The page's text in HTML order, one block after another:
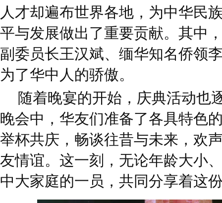
人才却遍布世界各地，为中华民
平与发展做出了重要贡献。其中
副委员长王汉斌、缅华知名侨领
为了华中人的骄傲。
随着晚宴的开始，庆典活动也
晚会中，华友们准备了各具特色
举杯共庆，畅谈往昔与未来，欢
友情谊。这一刻，无论年龄大小
中大家庭的一员，共同分享着这